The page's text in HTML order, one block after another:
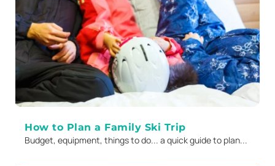
How to Plan a Family Ski Trip
Budget, equipment, things to do... a quick guide to plan...